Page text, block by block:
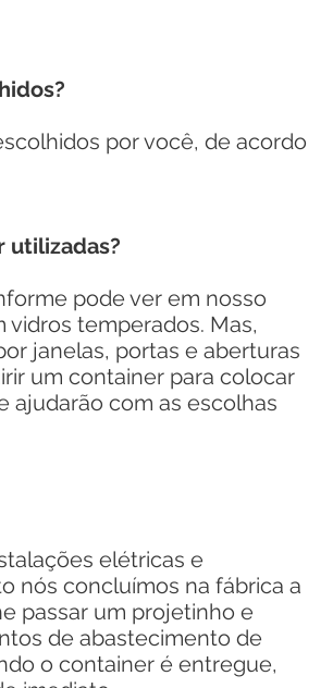
por você, de acordo
utilizadas?
pode ver em nosso
vidros temperados. Mas,
janelas, portas e aberturas
um container para colocar
ajudarão com as escolhas
elétricas e
nós concluímos na fábrica a
passar um projetinho e
de abastecimento de
o container é entregue,